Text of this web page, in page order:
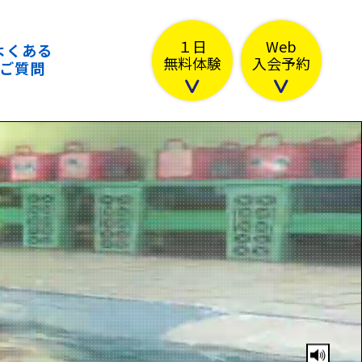
くある
質問
１日
無料体験
Web
入会予約